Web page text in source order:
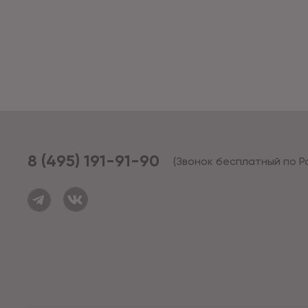
8 (495) 191-91-90 (Звонок бесплатный по